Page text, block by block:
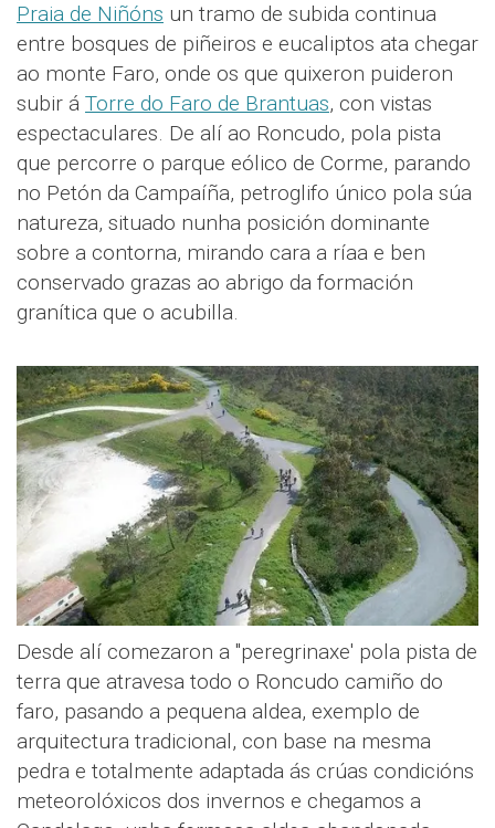
Praia de Niñóns un tramo de subida continua
entre bosques de piñeiros e eucaliptos ata chegar
ao monte Faro, onde os que quixeron puideron
subir á Torre do Faro de Brantuas, con vistas
espectaculares. De alí ao Roncudo, pola pista
que percorre o parque eólico de Corme, parando
no Petón da Campaíña, petroglifo único pola súa
natureza, situado nunha posición dominante
sobre a contorna, mirando cara a ríaa e ben
conservado grazas ao abrigo da formación
granítica que o acubilla.
Desde alí comezaron a "peregrinaxe' pola pista de
terra que atravesa todo o Roncudo camiño do
faro, pasando a pequena aldea, exemplo de
arquitectura tradicional, con base na mesma
pedra e totalmente adaptada ás crúas condicións
meteorolóxicos dos invernos e chegamos a